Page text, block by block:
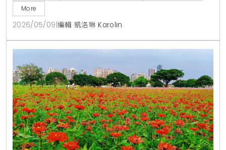
讓大眾在休閒運動中建立與土地的深度情感連結。這種
結合文創市集與生態教育的模式，確實能提升城市休憩
價值並創造多元旅遊記憶。
More
2026/05/09 編輯 凱洛琳 Karolin